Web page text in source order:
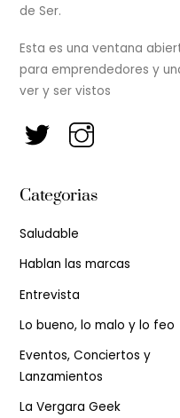
de Ser.
Esta es una ventana
para emprendedores y
ver y ser vistos
Categorias
Saludable
Hablan las marcas
Entrevista
Lo bueno, lo malo y lo feo
Eventos, Conciertos y
Lanzamientos
La Vergara Geek